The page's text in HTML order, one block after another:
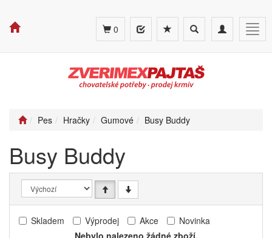
Toggle
navigation
Toggle
search
0
Pes Hračky Gumové Busy Buddy
Busy Buddy
Skladem Výprodej Akce
Novinka